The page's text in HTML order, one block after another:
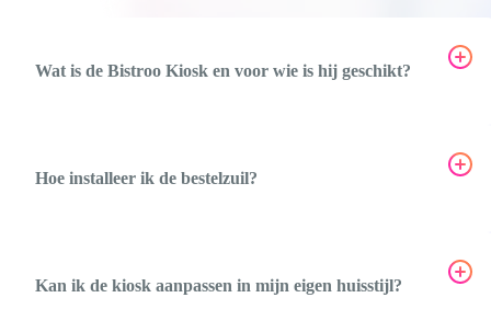
Wat is de Bistroo Kiosk en voor wie is hij geschikt?
Hoe installeer ik de bestelzuil?
Kan ik de kiosk aanpassen in mijn eigen huisstijl?